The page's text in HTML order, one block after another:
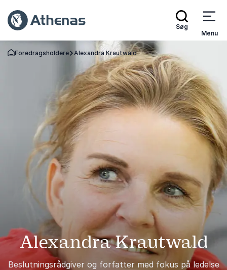
Søg
Menu
Tilbage til forsiden
Foredragsholdere Alexandra Krautwald
Alexandra Krautwald
Beslutningsrådgiver og forfatter med fokus på ledelse